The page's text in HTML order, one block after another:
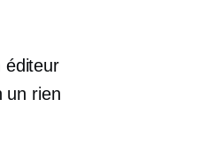
éditeur
un rien